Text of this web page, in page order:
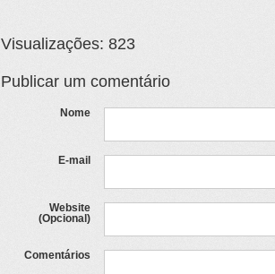
Visualizações: 823
Publicar um comentário
Nome
E-mail
Website
(Opcional)
Comentários